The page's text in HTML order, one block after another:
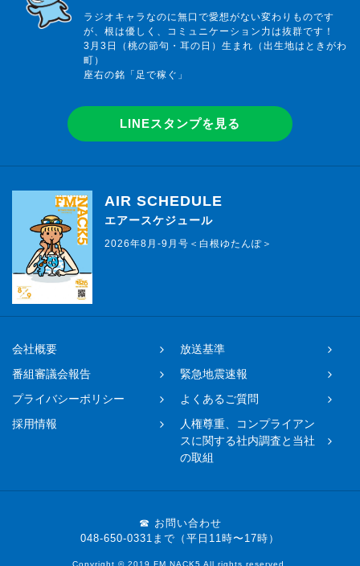
ラジオキャラなのに無口で愛想がない変わりものです
が、根は優しく、コミュニケーション力は抜群です！
3月3日（桃の節句・耳の日）生まれ（出生地はときがわ
町）
座右の銘「足で稼ぐ」
LINEスタンプを見る
AIR SCHEDULE
エアースケジュール
2026年8月-9月号＜白根ゆたんぽ＞
会社概要
放送基準
番組審議会報告
緊急地震速報
プライバシーポリシー
よくあるご質問
採用情報
人権尊重、コンプライアン
スに関する社内調査と当社
の取組
☎ お問い合わせ
048-650-0331まで（平日11時〜17時）
Copyright © 2019 FM NACK5 All rights reserved.